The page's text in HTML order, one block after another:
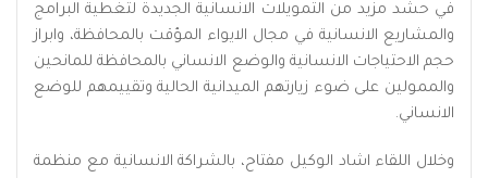
في حشد مزيد من التمويلات الانسانية الجديدة لتغطية البرامج
والمشاريع الانسانية في مجال الايواء المؤقت بالمحافظة، وابراز
حجم الاحتياجات الانسانية والوضع الانساني بالمحافظة للمانحين
والممولين على ضوء زيارتهم الميدانية الحالية وتقييمهم للوضع
الانساني.
وخلال اللقاء اشاد الوكيل مفتاح، بالشراكة الانسانية مع منظمة